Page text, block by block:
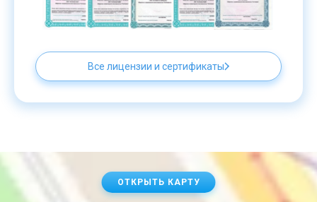
Все лицензии и сертификаты
ОТКРЫТЬ КАРТУ